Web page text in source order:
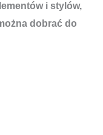
i stylów,
dobrać do